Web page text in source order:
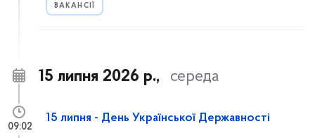
ВАКАНСІЇ
15 липня 2026 р., середа
15 липня - День Української Державності
09:02